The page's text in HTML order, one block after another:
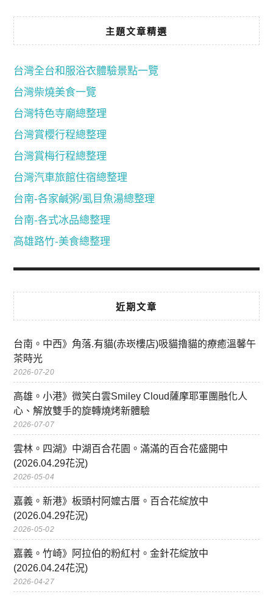
主題文章精選
台灣全台和服浴衣體驗景點一覽
台灣柴燒美食一覽
台灣特色寺廟總整理
台灣賞櫻行程總整理
台灣賞梅行程總整理
台灣汽車旅館住宿總整理
台南-各家鹹粥/虱目魚湯總整理
台南-各式冰品總整理
高雄路竹-美食總整理
近期文章
台南。中西》角落.有貓(赤崁樓店)吸貓擼貓的療癒溫馨午
茶時光
2026-07-20
高雄。小港》微笑白雲Smiley Cloud薩摩耶軍團融化人
心、解放雙手的旋轉燒烤新體驗
2026-07-07
雲林。四湖》中湖百合花園。滿滿的百合花盛開中
(2026.04.29花況)
2026-05-04
嘉義。新港》板頭村阿嬤古厝。百合花綻放中
(2026.04.29花況)
2026-05-02
嘉義。竹崎》阿拉伯的粉紅村。金針花綻放中
(2026.04.24花況)
2026-04-27